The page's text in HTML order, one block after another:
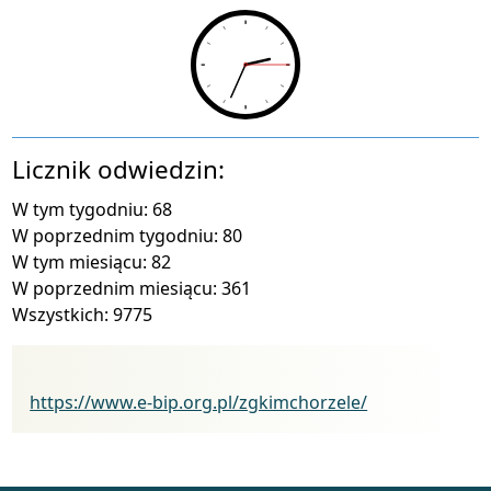
Licznik odwiedzin:
W tym tygodniu: 68
W poprzednim tygodniu: 80
W tym miesiącu: 82
W poprzednim miesiącu: 361
Wszystkich: 9775
https://www.e-bip.org.pl/zgkimchorzele/